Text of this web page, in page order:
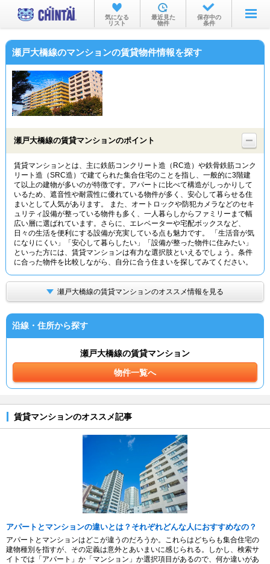
お部屋を探す
沿線・駅から
物件特集から
TOP
気になる
リスト
最近見た
物件
保存中の
条件
瀬戸大橋線のマンションの賃貸物件情報を探す
瀬戸大橋線の賃貸マンションのポイント
賃貸マンションとは、主に鉄筋コンクリート造（RC造）や鉄骨鉄筋コンク
リート造（SRC造）で建てられた集合住宅のことを指し、一般的に3階建
て以上の建物が多いのが特徴です。アパートに比べて構造がしっかりして
いるため、遮音性や耐震性に優れている物件が多く、安心して暮らせる住
まいとして人気があります。 また、オートロックや防犯カメラなどのセキ
ュリティ設備が整っている物件も多く、一人暮らしからファミリーまで幅
広い層に選ばれています。さらに、エレベーターや宅配ボックスなど、
日々の生活を便利にする設備が充実している点も魅力です。 「生活音が気
になりにくい」「安心して暮らしたい」「設備が整った物件に住みたい」
といった方には、賃貸マンションは有力な選択肢といえるでしょう。条件
に合った物件を比較しながら、自分に合う住まいを探してみてください。
瀬戸大橋線の賃貸マンションのオススメ情報を見る
沿線・住所から探す
瀬戸大橋線の賃貸マンション
物件一覧へ
賃貸マンションのオススメ記事
アパートとマンションの違いとは？それぞれどんな人におすすめなの？
アパートとマンションはどこが違うのだろうか。これらはどちらも集合住宅の
建物種別を指すが、その定義は意外とあいまいに感じられる。しかし、検索サ
イトでは「アパート」か「マンション」か選択項目があるので、何か違いがあ